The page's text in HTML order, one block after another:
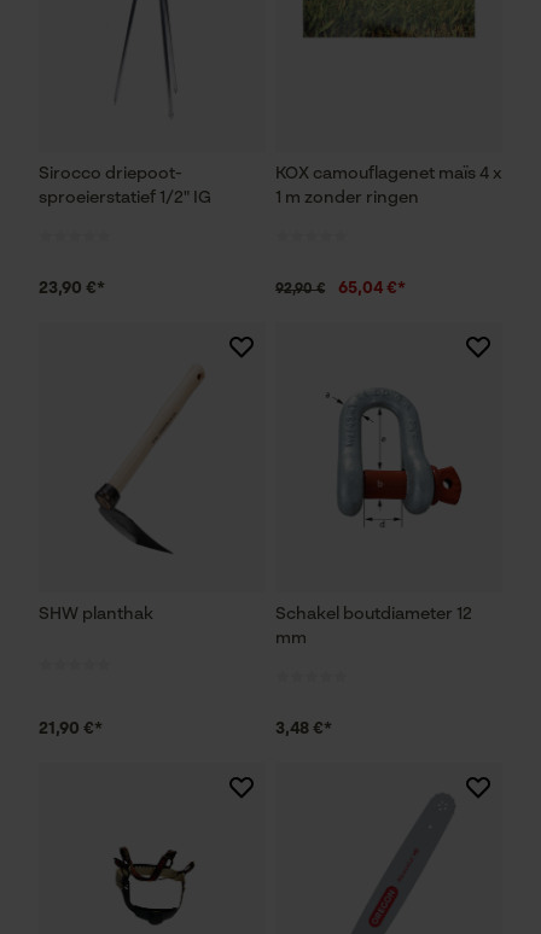
Sirocco driepoot-
sproeierstatief 1/2" IG
23,90 €*
KOX camouflagenet maïs 4 x
1 m zonder ringen
92,90 € 65,04 €*
SHW planthak
21,90 €*
Schakel boutdiameter 12
mm
3,48 €*